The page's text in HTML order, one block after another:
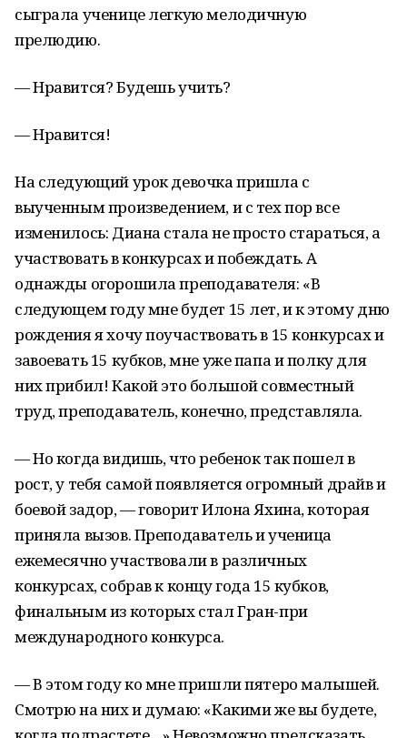
сыграла ученице легкую мелодичную
прелюдию.
— Нравится? Будешь учить?
— Нравится!
На следующий урок девочка пришла с
выученным произведением, и с тех пор все
изменилось: Диана стала не просто стараться, а
участвовать в конкурсах и побеждать. А
однажды огорошила преподавателя: «В
следующем году мне будет 15 лет, и к этому дню
рождения я хочу поучаствовать в 15 конкурсах и
завоевать 15 кубков, мне уже папа и полку для
них прибил! Какой это большой совместный
труд, преподаватель, конечно, представляла.
— Но когда видишь, что ребенок так пошел в
рост, у тебя самой появляется огромный драйв и
боевой задор, — говорит Илона Яхина, которая
приняла вызов. Преподаватель и ученица
ежемесячно участвовали в различных
конкурсах, собрав к концу года 15 кубков,
финальным из которых стал Гран-при
международного конкурса.
— В этом году ко мне пришли пятеро малышей.
Смотрю на них и думаю: «Какими же вы будете,